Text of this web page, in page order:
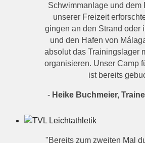
Schwimmanlage und dem
unserer Freizeit
gingen an den Strand oder
und den Hafen von
absolut das Trainingslager
organisieren. Unser Camp
ist bereits
- Heike Buchmeier,
"Bereits zum zweiten Mal